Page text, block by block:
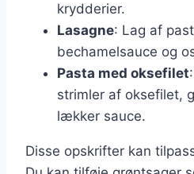
krydderier.
Lasagne: Lag af
bechamelsauce og
Pasta med oksefilet
strimler af oksefilet,
lækker sauce.
Disse opskrifter kan